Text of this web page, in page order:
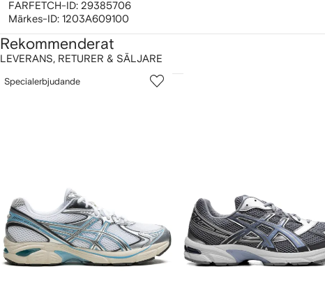
FARFETCH-ID: 29385706
Märkes-ID: 1203A609100
LEVERANS, RETURER & SÄLJARE
Rekommenderat
avSpecialerbjudande
2